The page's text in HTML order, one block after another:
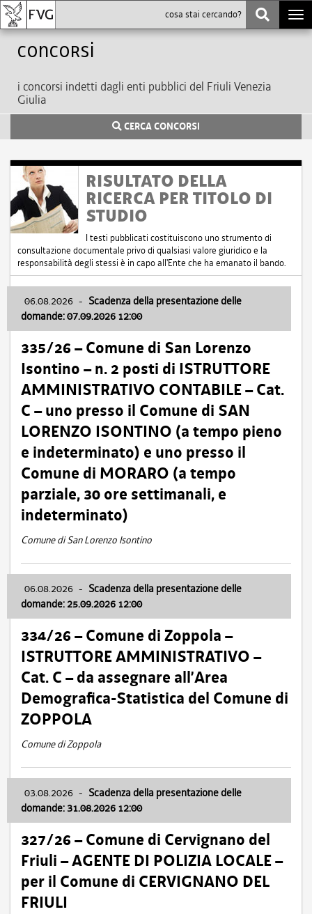
Concorsi
i concorsi indetti dagli enti pubblici del Friuli Venezia
Giulia
CERCA CONCORSI
RISULTATO DELLA
RICERCA PER TITOLO DI
STUDIO
I testi pubblicati costituiscono uno strumento di
consultazione documentale privo di qualsiasi valore giuridico e la
responsabilità degli stessi è in capo all'Ente che ha emanato il bando.
06.08.2026 - Scadenza della presentazione delle
domande: 07.09.2026 12:00
335/26 – Comune di San Lorenzo
Isontino – n. 2 posti di ISTRUTTORE
AMMINISTRATIVO CONTABILE – Cat.
C – uno presso il Comune di SAN
LORENZO ISONTINO (a tempo pieno
e indeterminato) e uno presso il
Comune di MORARO (a tempo
parziale, 30 ore settimanali, e
indeterminato)
Comune di San Lorenzo Isontino
06.08.2026 - Scadenza della presentazione delle
domande: 25.09.2026 12:00
334/26 – Comune di Zoppola –
ISTRUTTORE AMMINISTRATIVO –
Cat. C – da assegnare all’Area
Demografica-Statistica del Comune di
ZOPPOLA
Comune di Zoppola
03.08.2026 - Scadenza della presentazione delle
domande: 31.08.2026 12:00
327/26 – Comune di Cervignano del
Friuli – AGENTE DI POLIZIA LOCALE –
per il Comune di CERVIGNANO DEL
FRIULI